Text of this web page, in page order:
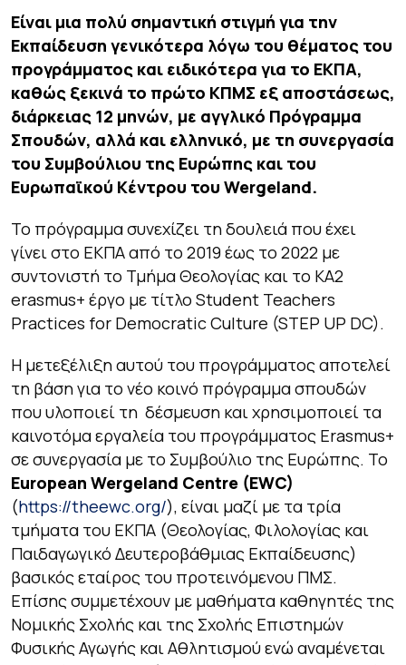
Είναι μια πολύ σημαντική στιγμή για την
Εκπαίδευση γενικότερα λόγω του θέματος του
προγράμματος και ειδικότερα για το ΕΚΠΑ,
καθώς ξεκινά το πρώτο ΚΠΜΣ εξ αποστάσεως,
διάρκειας 12 μηνών, με αγγλικό Πρόγραμμα
Σπουδών, αλλά και ελληνικό, με τη συνεργασία
του Συμβούλιου της Ευρώπης και του
Ευρωπαϊκού Κέντρου του Wergeland.
Το πρόγραμμα συνεχίζει τη δουλειά που έχει
γίνει στο ΕΚΠΑ από το 2019 έως το 2022 με
συντονιστή το Τμήμα Θεολογίας και το ΚΑ2
erasmus+ έργο με τίτλο Student Teachers
Practices for Democratic Culture (STEP UP DC).
Η μετεξέλιξη αυτού του προγράμματος αποτελεί
τη βάση για το νέο κοινό πρόγραμμα σπουδών
που υλοποιεί τη δέσμευση και χρησιμοποιεί τα
καινοτόμα εργαλεία του προγράμματος Erasmus+
σε συνεργασία με το Συμβούλιο της Ευρώπης. Το
European Wergeland Centre (EWC)
(https://theewc.org/), είναι μαζί με τα τρία
τμήματα του ΕΚΠΑ (Θεολογίας, Φιλολογίας και
Παιδαγωγικό Δευτεροβάθμιας Εκπαίδευσης)
βασικός εταίρος του προτεινόμενου ΠΜΣ.
Επίσης συμμετέχουν με μαθήματα καθηγητές της
Νομικής Σχολής και της Σχολής Επιστημών
Φυσικής Αγωγής και Αθλητισμού ενώ αναμένεται